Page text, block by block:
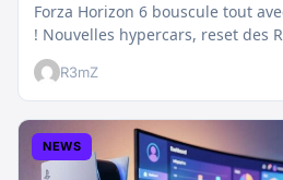
Forza Horizon 6 bouscule tout
! Nouvelles hypercars, reset des
:…
R3mZ
NEWS